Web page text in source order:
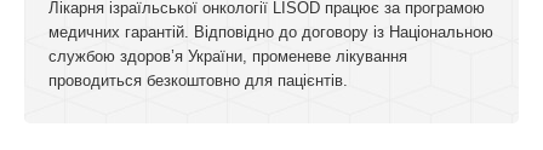
Лікарня ізраїльської онкології LISOD працює за програмою
медичних гарантій. Відповідно до договору із Національною
службою здоров’я України, променеве лікування
проводиться безкоштовно для пацієнтів.